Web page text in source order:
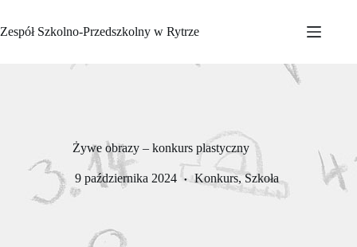
treści
Zespół Szkolno-Przedszkolny w Rytrze
Żywe obrazy – konkurs plastyczny
9 października 2024 Konkurs,Szkoła